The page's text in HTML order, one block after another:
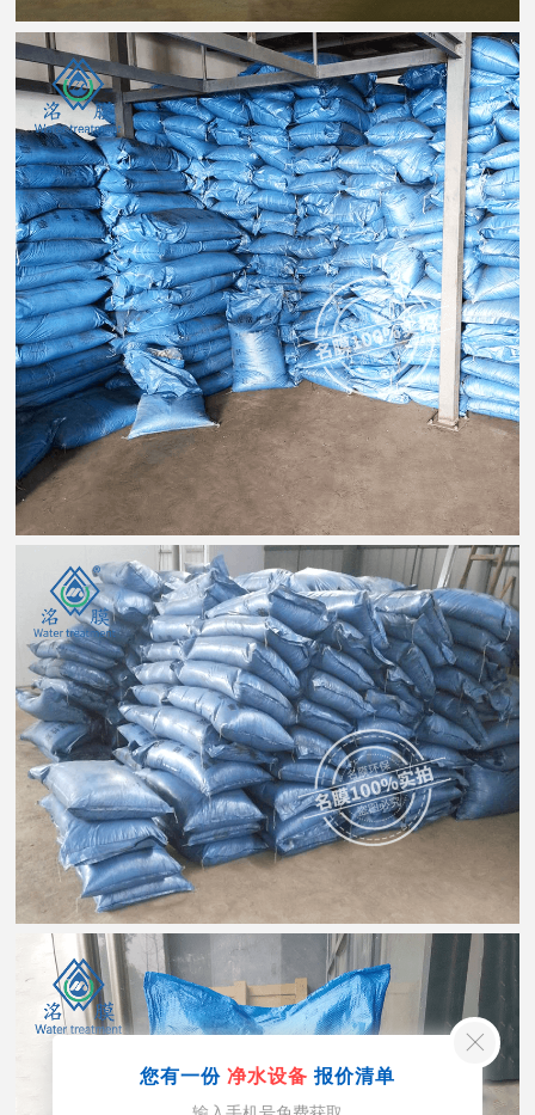
您有一份 净水设备 报价清单